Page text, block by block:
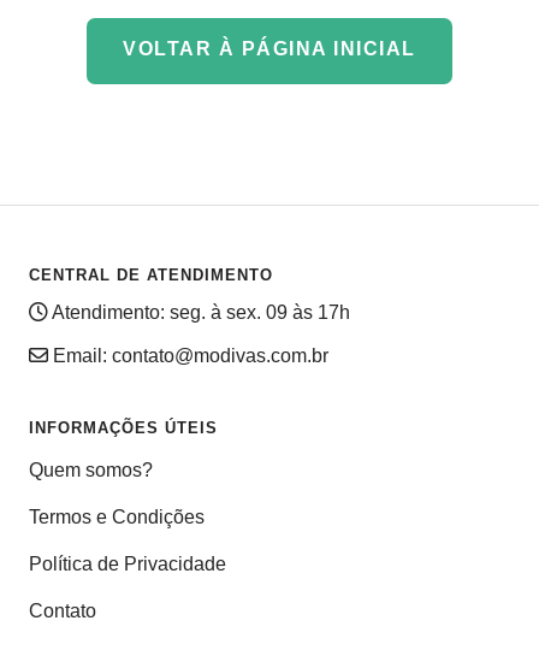
VOLTAR À PÁGINA INICIAL
CENTRAL DE ATENDIMENTO
Atendimento: seg. à sex. 09 às 17h
Email: contato@modivas.com.br
INFORMAÇÕES ÚTEIS
Quem somos?
Termos e Condições
Política de Privacidade
Contato